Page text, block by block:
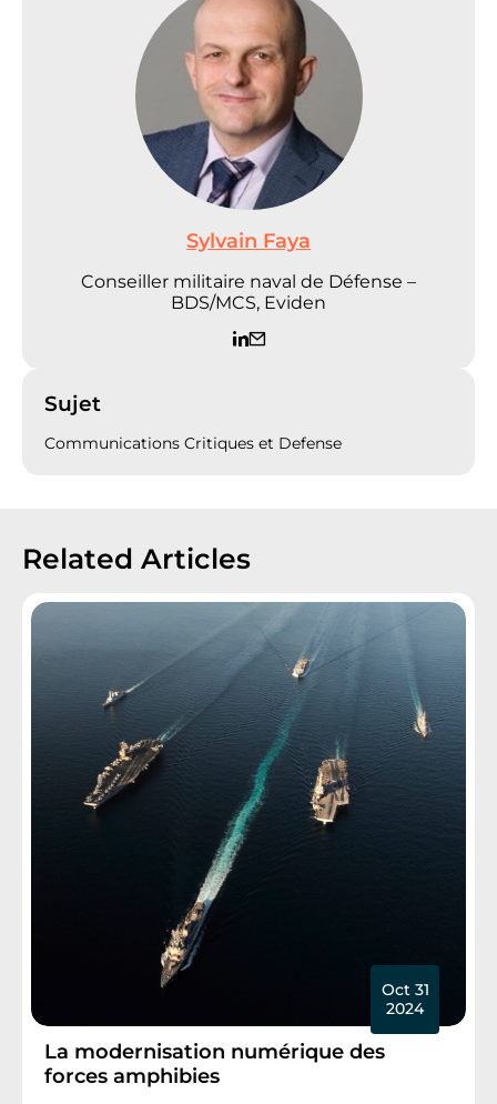
Sylvain Faya
Conseiller militaire naval de Défense –
BDS/MCS, Eviden
Sujet
Communications Critiques et Defense
Related Articles
Oct 31
2024
La modernisation numérique des
forces amphibies